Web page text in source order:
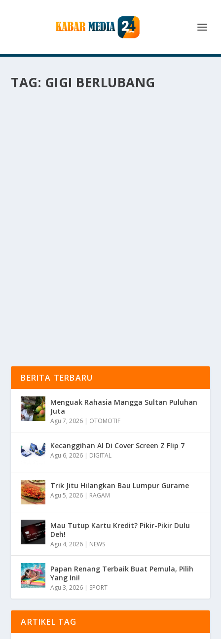
TAG: GIGI BERLUBANG
BERITA TERBARU
Menguak Rahasia Mangga Sultan Puluhan
Juta
Agu 7, 2026 | OTOMOTIF
Kecanggihan AI Di Cover Screen Z Flip 7
Agu 6, 2026 | DIGITAL
Trik Jitu Hilangkan Bau Lumpur Gurame
Agu 5, 2026 | RAGAM
Mau Tutup Kartu Kredit? Pikir-Pikir Dulu
Deh!
Agu 4, 2026 | NEWS
Papan Renang Terbaik Buat Pemula, Pilih
Yang Ini!
Agu 3, 2026 | SPORT
ARTIKEL TAG